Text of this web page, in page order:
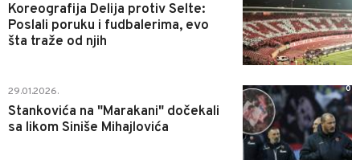
Koreografija Delija protiv Selte:
Poslali poruku i fudbalerima, evo
šta traže od njih
29.01.2026.
Stankovića na "Marakani" dočekali
sa likom Siniše Mihajlovića
0